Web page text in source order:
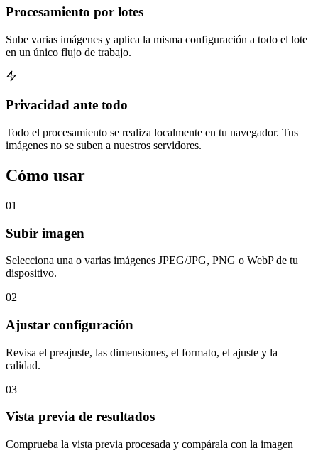
Procesamiento por lotes
Sube varias imágenes y aplica la misma configuración a todo el lote
en un único flujo de trabajo.
Privacidad ante todo
Todo el procesamiento se realiza localmente en tu navegador. Tus
imágenes no se suben a nuestros servidores.
Cómo usar
01
Subir imagen
Selecciona una o varias imágenes JPEG/JPG, PNG o WebP de tu
dispositivo.
02
Ajustar configuración
Revisa el preajuste, las dimensiones, el formato, el ajuste y la
calidad.
03
Vista previa de resultados
Comprueba la vista previa procesada y compárala con la imagen